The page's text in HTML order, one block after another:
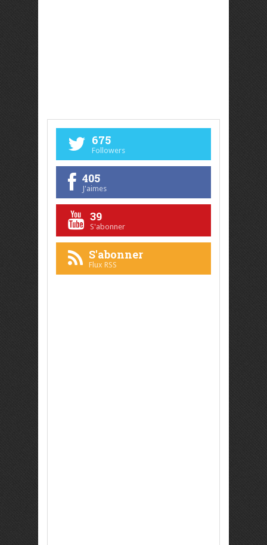
675
Followers
405
J'aimes
39
S'abonner
S'abonner
Flux RSS